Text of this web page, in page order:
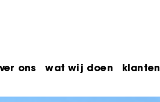
ons wat wij doen klanten